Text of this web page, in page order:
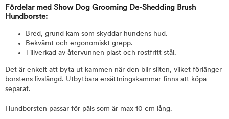
Fördelar med Show Dog Grooming De-Shedding Brush
Hundborste:
Bred, grund kam som skyddar hundens hud.
Bekvämt och ergonomiskt grepp.
Tillverkad av återvunnen plast och rostfritt stål.
Det är enkelt att byta ut kammen när den blir sliten, vilket förlänger
borstens livslängd. Utbytbara ersättningskammar finns att köpa
separat.
Hundborsten passar för päls som är max 10 cm lång.